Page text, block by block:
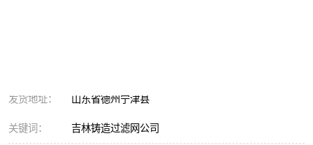
发货地址： 山东省德州宁津县
关键词： 吉林铸造过滤网公司